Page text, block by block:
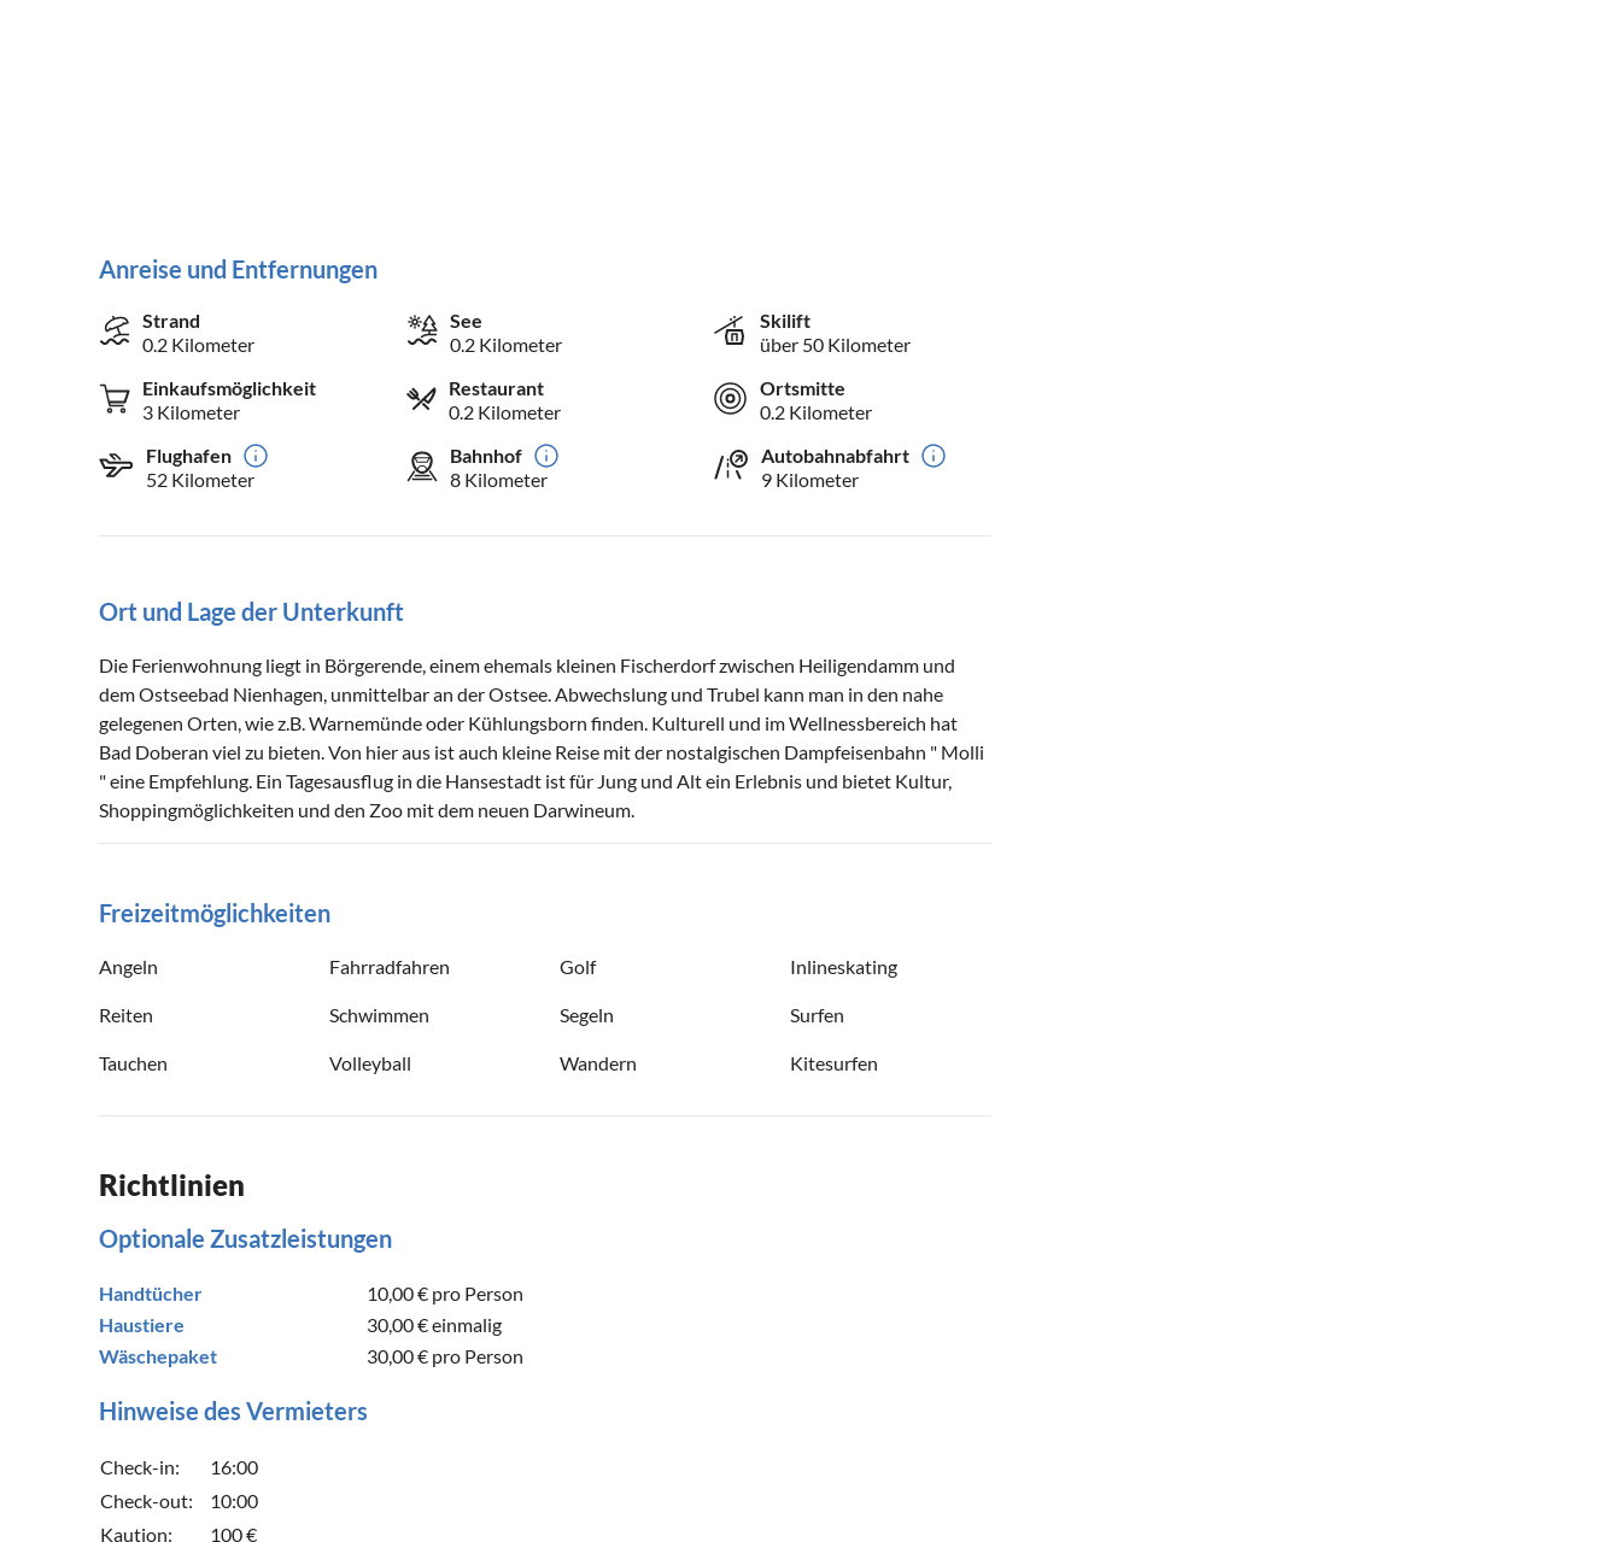
Anreise und Entfernungen
Strand
0.2 Kilometer
See
0.2 Kilometer
Skilift
über 50 Kilometer
Einkaufsmöglichkeit
3 Kilometer
Restaurant
0.2 Kilometer
Ortsmitte
0.2 Kilometer
Flughafen
52 Kilometer
Bahnhof
8 Kilometer
Autobahnabfahrt
9 Kilometer
Ort und Lage der Unterkunft
Die Ferienwohnung liegt in Börgerende, einem ehemals kleinen Fischerdorf zwischen Heiligendamm und
dem Ostseebad Nienhagen, unmittelbar an der Ostsee. Abwechslung und Trubel kann man in den nahe
gelegenen Orten, wie z.B. Warnemünde oder Kühlungsborn finden. Kulturell und im Wellnessbereich hat
Bad Doberan viel zu bieten. Von hier aus ist auch kleine Reise mit der nostalgischen Dampfeisenbahn " Molli
" eine Empfehlung. Ein Tagesausflug in die Hansestadt ist für Jung und Alt ein Erlebnis und bietet Kultur,
Shoppingmöglichkeiten und den Zoo mit dem neuen Darwineum.
Freizeitmöglichkeiten
Angeln Fahrradfahren Golf Inlineskating
Reiten Schwimmen Segeln Surfen
Tauchen Volleyball Wandern Kitesurfen
Richtlinien
Optionale Zusatzleistungen
Handtücher 10,00 € pro Person
Haustiere
30,00 €einmalig
Wäschepaket
30,00 € pro Person
Hinweise des Vermieters
Check-in:
16:00
Check-out:
10:00
Kaution:
100 €